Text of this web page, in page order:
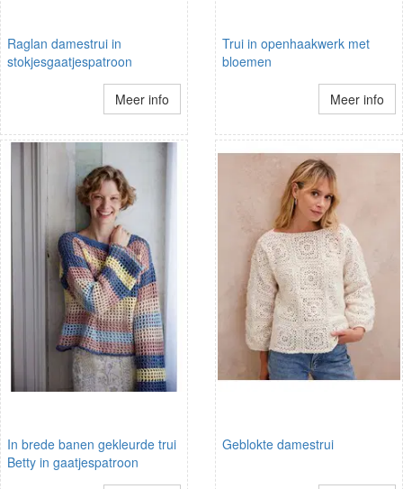
Raglan damestrui in
stokjesgaatjespatroon
Meer info
Trui in openhaakwerk met
bloemen
Meer info
In brede banen gekleurde trui
Betty in gaatjespatroon
Geblokte damestrui